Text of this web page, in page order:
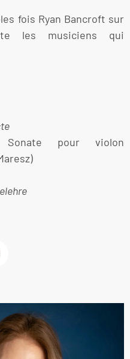
fois Ryan Bancroft sur
les musiciens qui
pour violon